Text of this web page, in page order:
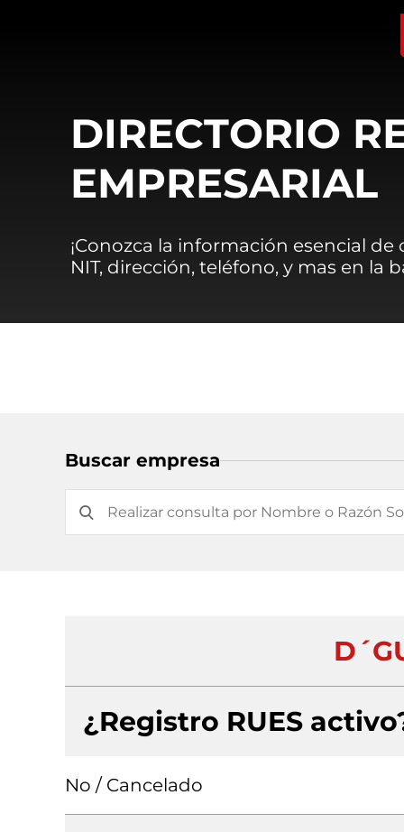
DIRECTORIO
EMPRESARIAL
¡Conozca la información esencial
NIT, dirección, teléfono, y mas en la
Buscar empresa
¿Registro RUES
No / Cancelado